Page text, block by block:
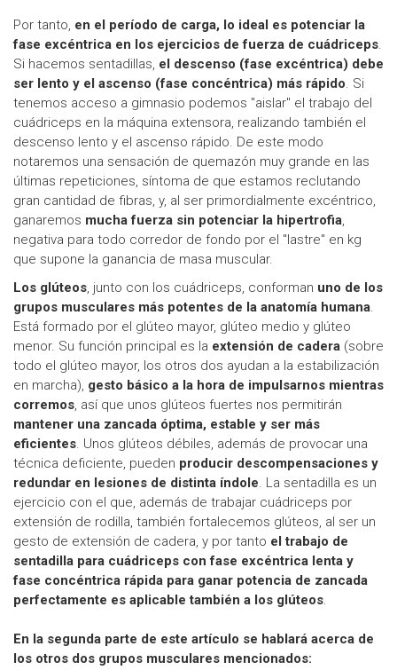
Por tanto, en el período de carga, lo ideal es potenciar la
fase excéntrica en los ejercicios de fuerza de cuádriceps.
Si hacemos sentadillas, el descenso (fase excéntrica) debe
ser lento y el ascenso (fase concéntrica) más rápido. Si
tenemos acceso a gimnasio podemos "aislar" el trabajo del
cuádriceps en la máquina extensora, realizando también el
descenso lento y el ascenso rápido. De este modo
notaremos una sensación de quemazón muy grande en las
últimas repeticiones, síntoma de que estamos reclutando
gran cantidad de fibras, y, al ser primordialmente excéntrico,
ganaremos mucha fuerza sin potenciar la hipertrofia,
negativa para todo corredor de fondo por el "lastre" en kg
que supone la ganancia de masa muscular.
Los glúteos, junto con los cuádriceps, conforman uno de los
grupos musculares más potentes de la anatomía humana.
Está formado por el glúteo mayor, glúteo medio y glúteo
menor. Su función principal es la extensión de cadera (sobre
todo el glúteo mayor, los otros dos ayudan a la estabilización
en marcha), gesto básico a la hora de impulsarnos mientras
corremos, así que unos glúteos fuertes nos permitirán
mantener una zancada óptima, estable y ser más
eficientes. Unos glúteos débiles, además de provocar una
técnica deficiente, pueden producir descompensaciones y
redundar en lesiones de distinta índole. La sentadilla es un
ejercicio con el que, además de trabajar cuádriceps por
extensión de rodilla, también fortalecemos glúteos, al ser un
gesto de extensión de cadera, y por tanto el trabajo de
sentadilla para cuádriceps con fase excéntrica lenta y
fase concéntrica rápida para ganar potencia de zancada
perfectamente es aplicable también a los glúteos.
En la segunda parte de este artículo se hablará acerca de
los otros dos grupos musculares mencionados: